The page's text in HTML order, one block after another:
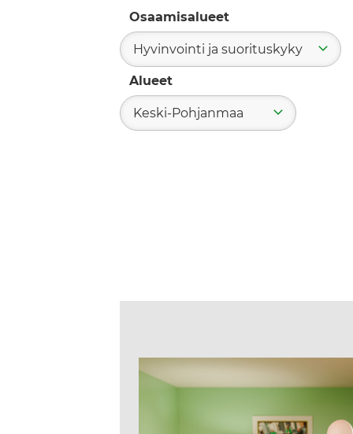
Osaamisalueet
Hyvinvointi ja suorituskyky
Alueet
Keski-Pohjanmaa